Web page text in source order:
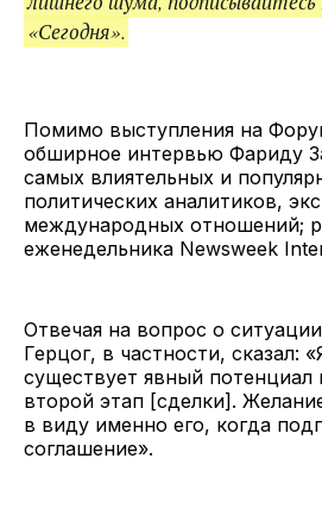
«Сегодня».
Помимо выступления на
обширное интервью Фариду
самых влиятельных и
политических аналитиков,
международных отношений;
еженедельника Newsweek
Отвечая на вопрос о
Герцог, в частности, сказал:
существует явный потенциал
второй этап [сделки].
в виду именно его, когда
соглашение».